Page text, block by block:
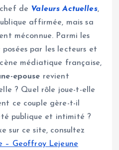
de Valeurs Actuelles,
affirmée, mais sa
méconnue. Parmi les
par les lecteurs et
médiatique française,
epouse revient
? Quel rôle joue-t-elle
ce couple gère-t-il
publique et intimité ?
sur ce site, consultez
– Geoffroy Lejeune